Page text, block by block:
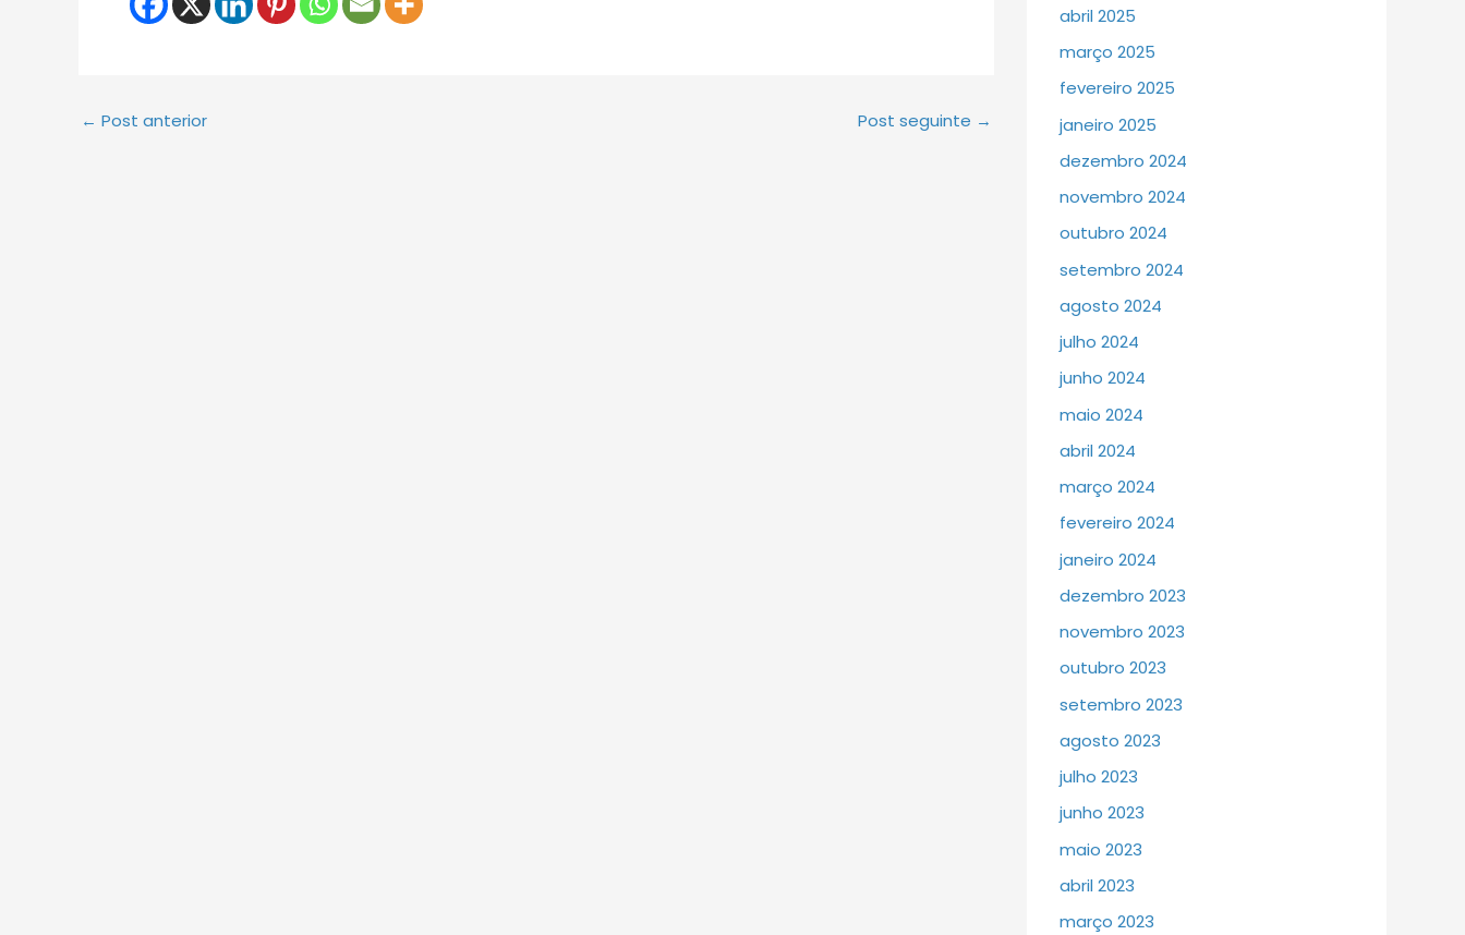
← Post anterior Post seguinte →
abril 2025
março 2025
fevereiro 2025
janeiro 2025
dezembro 2024
novembro 2024
outubro 2024
setembro 2024
agosto 2024
julho 2024
junho 2024
maio 2024
abril 2024
março 2024
fevereiro 2024
janeiro 2024
dezembro 2023
novembro 2023
outubro 2023
setembro 2023
agosto 2023
julho 2023
junho 2023
maio 2023
abril 2023
março 2023